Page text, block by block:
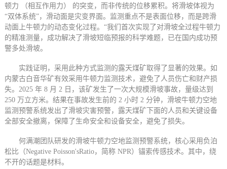
顿力 （相互作用力） 的突变，而非传统的位移累积。将滑坡体视为
“双体系统”，滑动面是灾变界面。监测重点不是表面位移，而是跨滑
动面上牛顿力的动态变化过程。“我们首次实现了对滑坡全过程牛顿力
的精准测量，成功解决了滑坡短临预报的科学难题，已在国内成功预
警多处滑坡。
实践证明，采用此种方式监测的露天煤矿取得了显著的效果。如
内蒙古白音华矿有效采用牛顿力监测技术，避免了人员伤亡和财产损
失。2025 年 8 月 2 日，该矿发生了一次大规模滑坡事故，量级达到
250 万立方米。结果在事故发生前的 2 小时 2 分钟，滑坡牛顿力空地
监测预警系统发出了滑坡灾害预警，露天煤矿下面的人员和关键设备
全部安全撤离，保障了生命安全和设备安全，避免了损失。
何满潮团队研发的滑坡牛顿力空地监测预警系统，核心采用负泊
松比（Negative Poisson'sRatio，简称 NPR）锚索传感技术。其中，绕
不开的话题是材料。